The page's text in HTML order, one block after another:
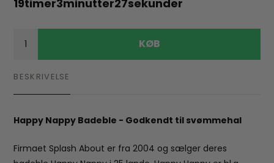
19timer3minutter26sekunder
KØB
BESKRIVELSE
Happy Nappy Badeble - Godkendt til svømmehal
Firmaet Splash About er fra 2004 og sælger deres